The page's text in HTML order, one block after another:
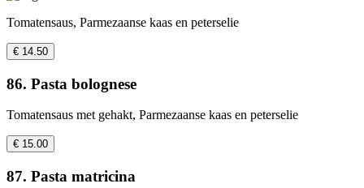
Tomatensaus, Parmezaanse kaas en peterselie
€ 14.50
86. Pasta bolognese
Tomatensaus met gehakt, Parmezaanse kaas en peterselie
€ 15.00
87. Pasta matricina